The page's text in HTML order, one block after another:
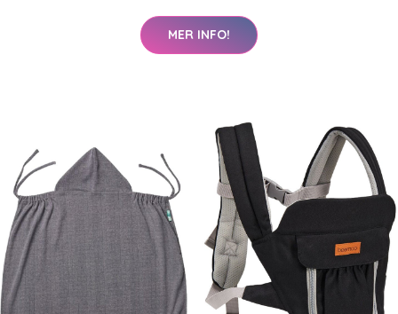
MER INFO!